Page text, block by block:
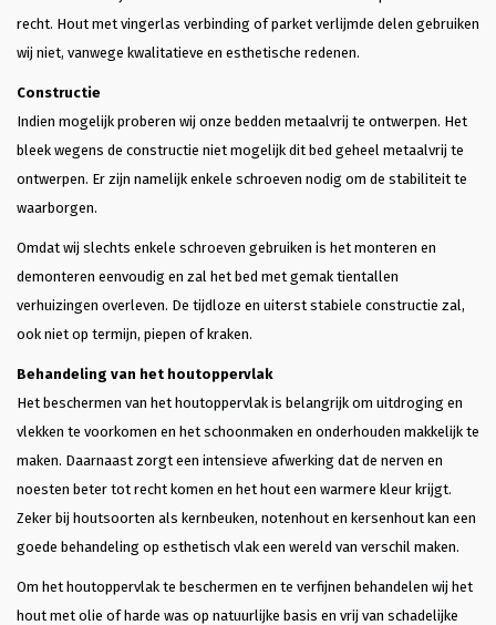
recht. Hout met vingerlas verbinding of parket verlijmde delen gebruiken
wij niet, vanwege kwalitatieve en esthetische redenen.
Constructie
Indien mogelijk proberen wij onze bedden metaalvrij te ontwerpen. Het
bleek wegens de constructie niet mogelijk dit bed geheel metaalvrij te
ontwerpen. Er zijn namelijk enkele schroeven nodig om de stabiliteit te
waarborgen.
Omdat wij slechts enkele schroeven gebruiken is het monteren en
demonteren eenvoudig en zal het bed met gemak tientallen
verhuizingen overleven. De tijdloze en uiterst stabiele constructie zal,
ook niet op termijn, piepen of kraken.
Behandeling van het houtoppervlak
Het beschermen van het houtoppervlak is belangrijk om uitdroging en
vlekken te voorkomen en het schoonmaken en onderhouden makkelijk te
maken. Daarnaast zorgt een intensieve afwerking dat de nerven en
noesten beter tot recht komen en het hout een warmere kleur krijgt.
Zeker bij houtsoorten als kernbeuken, notenhout en kersenhout kan een
goede behandeling op esthetisch vlak een wereld van verschil maken.
Om het houtoppervlak te beschermen en te verfijnen behandelen wij het
hout met olie of harde was op natuurlijke basis en vrij van schadelijke